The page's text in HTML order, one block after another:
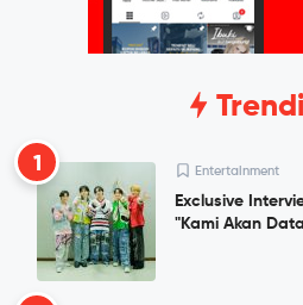
1 Entertainment
Exclusive
"Kami Akan